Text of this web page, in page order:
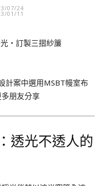
07/24
01/11
・訂製三摺紗簾
計案中選用MSBT幔室布
朋友分享
透光不透人的